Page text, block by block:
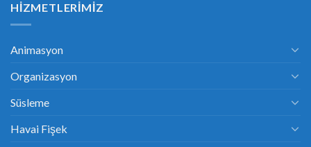
HIZMETLERIMIZ
Animasyon
Organizasyon
Süsleme
Havai Fişek